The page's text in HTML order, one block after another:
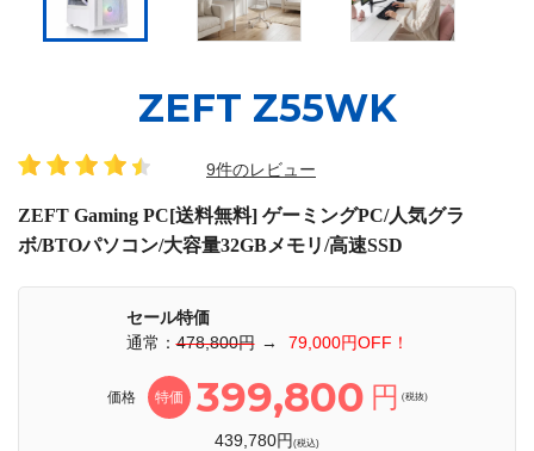
ZEFT Z55WK
9件のレビュー
ZEFT Gaming PC[送料無料] ゲーミングPC/人気グラ
ボ/BTOパソコン/大容量32GBメモリ/高速SSD
セール特価
通常：478,800円 → 79,000円OFF！
価格 特価 399,800 円 (税抜)
439,780円(税込)